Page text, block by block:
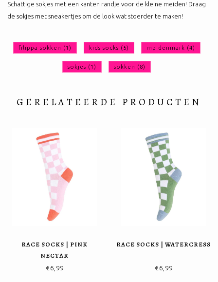
Schattige sokjes met een kanten randje voor de kleine meiden! Draag
de sokjes met sneakertjes om de look wat stoerder te maken!
filippa sokken (1) kids socks (5) mp denmark (4)
sokjes (1) sokken (8)
GERELATEERDE PRODUCTEN
RACE SOCKS | PINK
NECTAR
€6,99
RACE SOCKS | WATERCRESS
€6,99